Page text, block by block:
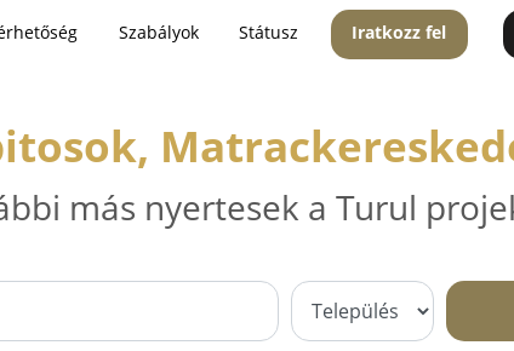
Szabályok Státusz Iratkozz fel
más nyertesek a Turul